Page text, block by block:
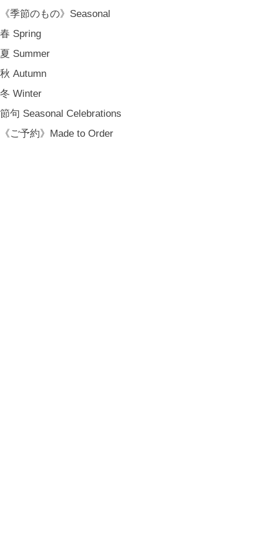
《季節のもの》Seasonal
春 Spring
夏 Summer
秋 Autumn
冬 Winter
節句 Seasonal Celebrations
《ご予約》Made to Order